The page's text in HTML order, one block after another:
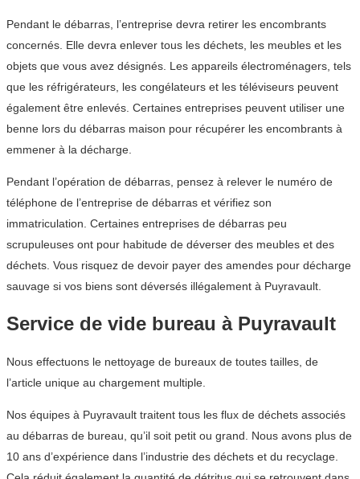
Pendant le débarras, l’entreprise devra retirer les encombrants
concernés. Elle devra enlever tous les déchets, les meubles et les
objets que vous avez désignés. Les appareils électroménagers, tels
que les réfrigérateurs, les congélateurs et les téléviseurs peuvent
également être enlevés. Certaines entreprises peuvent utiliser une
benne lors du débarras maison pour récupérer les encombrants à
emmener à la décharge.
Pendant l’opération de débarras, pensez à relever le numéro de
téléphone de l’entreprise de débarras et vérifiez son
immatriculation. Certaines entreprises de débarras peu
scrupuleuses ont pour habitude de déverser des meubles et des
déchets. Vous risquez de devoir payer des amendes pour décharge
sauvage si vos biens sont déversés illégalement à Puyravault.
Service de vide bureau à Puyravault
Nous effectuons le nettoyage de bureaux de toutes tailles, de
l’article unique au chargement multiple.
Nos équipes à Puyravault traitent tous les flux de déchets associés
au débarras de bureau, qu’il soit petit ou grand. Nous avons plus de
10 ans d’expérience dans l’industrie des déchets et du recyclage.